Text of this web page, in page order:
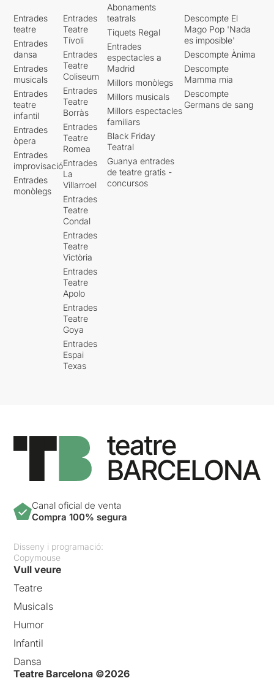
Entrades
teatre
Entrades
dansa
Entrades
musicals
Entrades
teatre
infantil
Entrades
òpera
Entrades
improvisació
Entrades
monòlegs
Entrades
Teatre
Tívoli
Entrades
Teatre
Coliseum
Entrades
Teatre
Borràs
Entrades
Teatre
Romea
Entrades
La
Villarroel
Entrades
Teatre
Condal
Entrades
Teatre
Victòria
Entrades
Teatre
Apolo
Entrades
Teatre
Goya
Entrades
Espai
Texas
Abonaments
teatrals
Tiquets Regal
Entrades
espectacles a
Madrid
Millors monòlegs
Millors musicals
Millors espectacles
familiars
Black Friday
Teatral
Guanya entrades
de teatre gratis -
concursos
Descompte El
Mago Pop 'Nada
es imposible'
Descompte Ànima
Descompte
Mamma mia
Descompte
Germans de sang
Canal oficial de venta
Compra 100% segura
Disseny i programació:
Copymouse
Vull veure
Teatre
Musicals
Humor
Infantil
Dansa
Teatre Barcelona ©2026